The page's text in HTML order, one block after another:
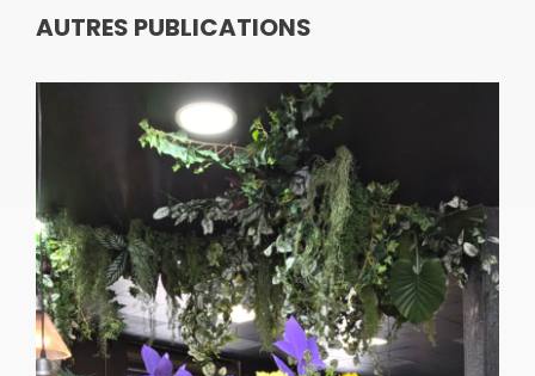
AUTRES PUBLICATIONS